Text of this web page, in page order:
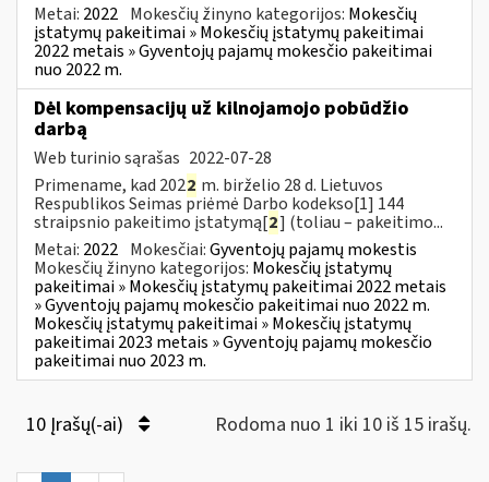
Metai: 2022 Mokesčių žinyno kategorijos: Mokesčių
įstatymų pakeitimai » Mokesčių įstatymų pakeitimai
2022 metais » Gyventojų pajamų mokesčio pakeitimai
nuo 2022 m.
Dėl kompensacijų už kilnojamojo pobūdžio
darbą
Web turinio sąrašas 2022-07-28
Primename, kad 2022 m. birželio 28 d. Lietuvos
Respublikos Seimas priėmė Darbo kodekso[1] 144
straipsnio pakeitimo įstatymą[2] (toliau – pakeitimo...
Metai: 2022 Mokesčiai:Gyventojų pajamų mokestis
Mokesčių žinyno kategorijos: Mokesčių įstatymų
pakeitimai » Mokesčių įstatymų pakeitimai 2022 metais
» Gyventojų pajamų mokesčio pakeitimai nuo 2022 m.
Mokesčių įstatymų pakeitimai » Mokesčių įstatymų
pakeitimai 2023 metais » Gyventojų pajamų mokesčio
pakeitimai nuo 2023 m.
10 Įrašų(-ai) Rodoma nuo 1 iki 10 iš 15 irašų.